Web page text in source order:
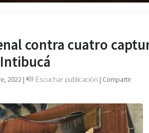
contra cuatro
2022 | Escuchar publicación | Compartir